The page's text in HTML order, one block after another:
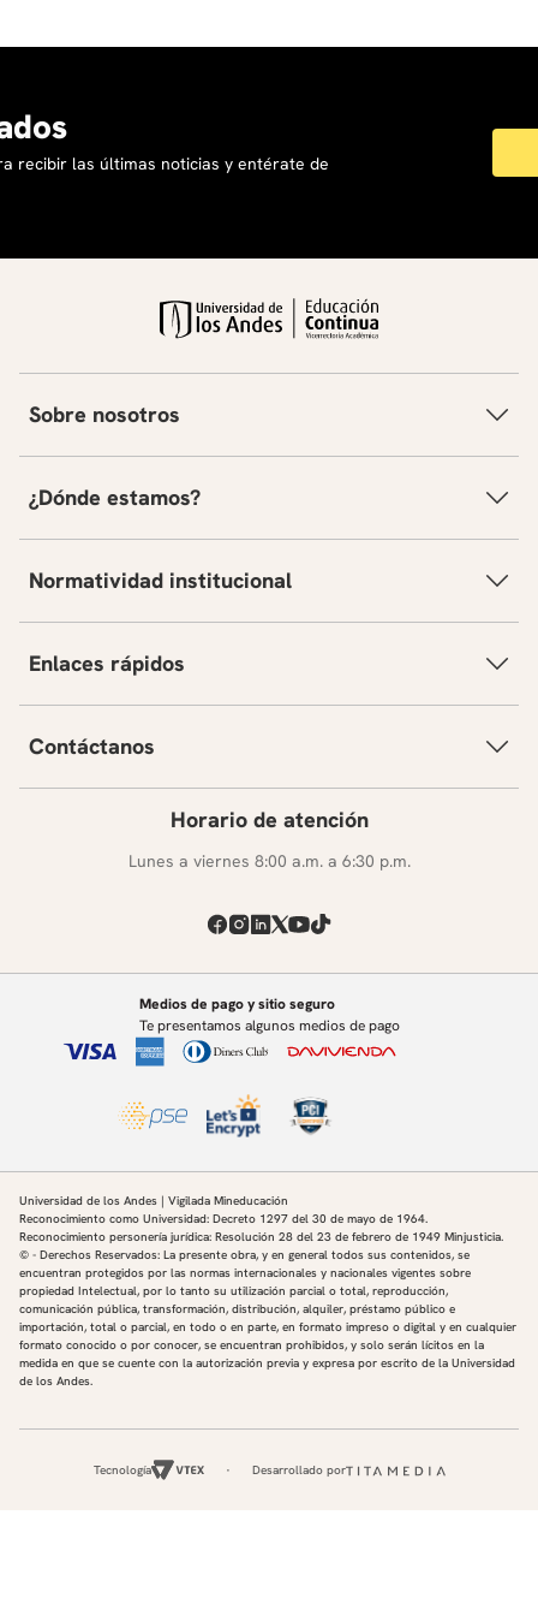
recibir las últimas noticias y entérate de
Sobre nosotros
¿Dónde estamos?
Normatividad institucional
Enlaces rápidos
Contáctanos
Horario de atención
Lunes a viernes 8:00 a.m. a 6:30 p.m.
Medios de pago y sitio seguro
Te presentamos algunos medios de pago
Universidad de los Andes | Vigilada Mineducación
Reconocimiento como Universidad: Decreto 1297 del 30 de mayo de 1964.
Reconocimiento personería jurídica: Resolución 28 del 23 de febrero de 1949 Minjusticia.
© - Derechos Reservados: La presente obra, y en general todos sus contenidos, se
encuentran protegidos por las normas internacionales y nacionales vigentes sobre
propiedad Intelectual, por lo tanto su utilización parcial o total, reproducción,
comunicación pública, transformación, distribución, alquiler, préstamo público e
importación, total o parcial, en todo o en parte, en formato impreso o digital y en cualquier
formato conocido o por conocer, se encuentran prohibidos, y solo serán lícitos en la
medida en que se cuente con la autorización previa y expresa por escrito de la Universidad
de los Andes.
Tecnología Desarrollado por